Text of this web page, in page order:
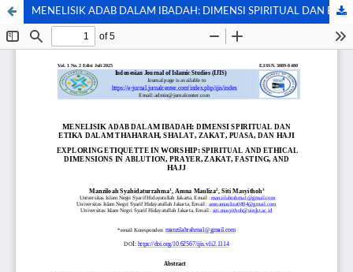
MENELISIK ADAB DALAM IBADAH: DIMENSI SPIRITUAL DAN ETIKA DALAM THAHARAH, SHALAT, ZAKAT, PUASA, DAN HAJI